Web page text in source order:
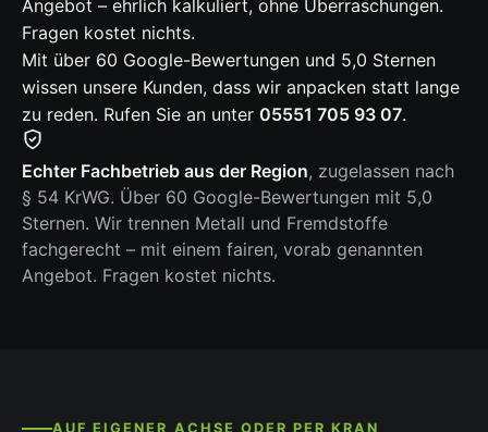
Angebot – ehrlich kalkuliert, ohne Überraschungen.
Fragen kostet nichts.
Mit über 60 Google-Bewertungen und 5,0 Sternen
wissen unsere Kunden, dass wir anpacken statt lange
zu reden. Rufen Sie an unter 05551 705 93 07.
Echter Fachbetrieb aus der Region, zugelassen nach
§ 54 KrWG. Über 60 Google-Bewertungen mit 5,0
Sternen. Wir trennen Metall und Fremdstoffe
fachgerecht – mit einem fairen, vorab genannten
Angebot. Fragen kostet nichts.
AUF EIGENER ACHSE ODER PER KRAN